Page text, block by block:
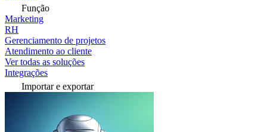
Função
Marketing
RH
Gerenciamento de projetos
Atendimento ao cliente
Ver todas as soluções
Integrações
Importar e exportar